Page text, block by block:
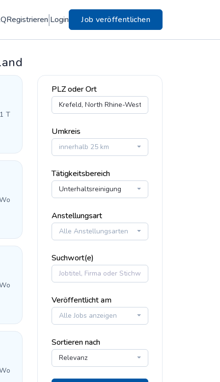
Registrieren Login Job veröffentlichen
T
PLZ oder Ort
Umkreis
innerhalb 25 km
Tätigkeitsbereich
Unterhaltsreinigung
Anstellungsart
Alle Anstellungsarten
Suchwort(e)
Veröffentlicht am
Alle Jobs anzeigen
Sortieren nach
Relevanz